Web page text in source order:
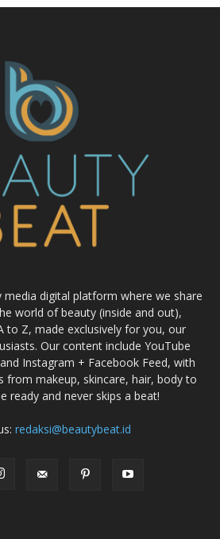
media digital platform where we share
world of beauty (inside and out),
to Z, made exclusively for you, our
Our content include YouTube
Instagram + Facebook Feed, with
from makeup, skincare, hair, body to
ready and never skips a beat!
redaksi@beautybeat.id